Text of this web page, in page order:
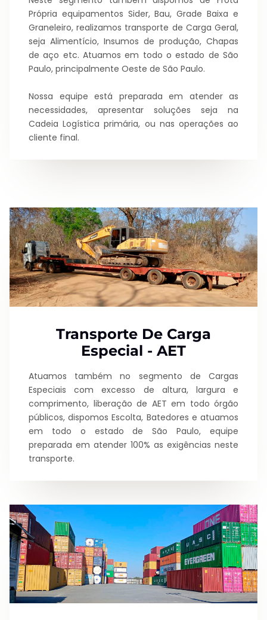
Própria equipamentos Sider, Bau, Grade Baixa e
Graneleiro, realizamos transporte de Carga Geral,
seja Alimentício, Insumos de produção, Chapas
de aço etc. Atuamos em todo o estado de São
Paulo, principalmente Oeste de São Paulo.
Nossa equipe está preparada em atender as
necessidades, apresentar soluções seja na
Cadeia Logística primária, ou nas operações ao
cliente final.
Transporte De Carga
Especial - AET
Atuamos também no segmento de Cargas
Especiais com excesso de altura, largura e
comprimento, liberação de AET em todo órgão
públicos, dispomos Escolta, Batedores e atuamos
em todo o estado de São Paulo, equipe
preparada em atender 100% as exigências neste
transporte.